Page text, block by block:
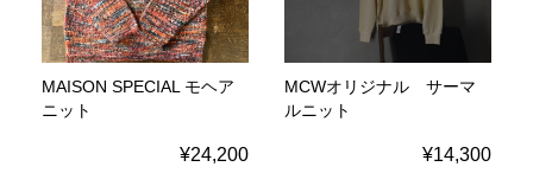
MAISON SPECIAL モヘア
ニット
¥24,200
MCWオリジナル サーマ
ルニット
¥14,300